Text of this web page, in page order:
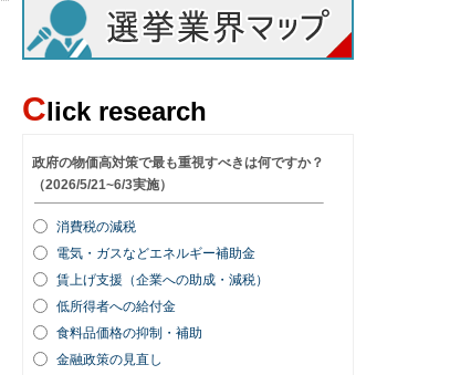
Click research